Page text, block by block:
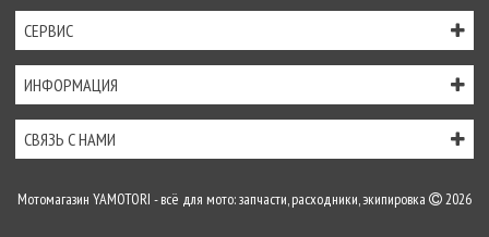
СЕРВИС
ИНФОРМАЦИЯ
СВЯЗЬ С НАМИ
Мотомагазин YAMOTORI - всё для мото: запчасти, расходники, экипировка 2026